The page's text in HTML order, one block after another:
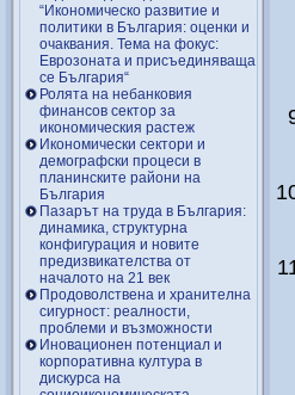
“Икономическо развитие и
политики в България: оценки и
очаквания. Тема на фокус:
Еврозоната и присъединяваща
се България“
Ролята на небанковия
финансов сектор за
икономическия растеж
Икономически сектори и
демографски процеси в
планинските райони на
България
Пазарът на труда в България:
динамика, структурна
конфигурация и новите
предизвикателства от
началото на 21 век
Продоволствена и хранителна
сигурност: реалности,
проблеми и възможности
Иновационен потенциал и
корпоративна култура в
дискурса на